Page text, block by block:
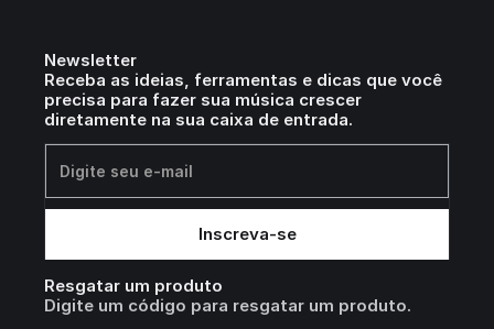
Newsletter
Receba as ideias, ferramentas e dicas que você
precisa para fazer sua música crescer
diretamente na sua caixa de entrada.
Resgatar um produto
Digite um código para resgatar um produto.